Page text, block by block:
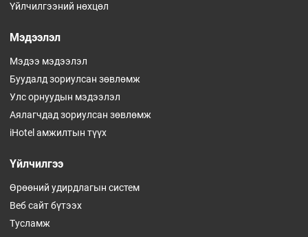
Үйлчилгээний нөхцөл
Мэдээлэл
Мэдээ мэдээлэл
Буудалд зориулсан зөвлөмж
Улс орнуудын мэдээлэл
Аялагчдад зориулсан зөвлөмж
iHotel амжилтын түүх
Үйлчилгээ
Өрөөний удирдлагын систем
Веб сайт бүтээх
Тусламж